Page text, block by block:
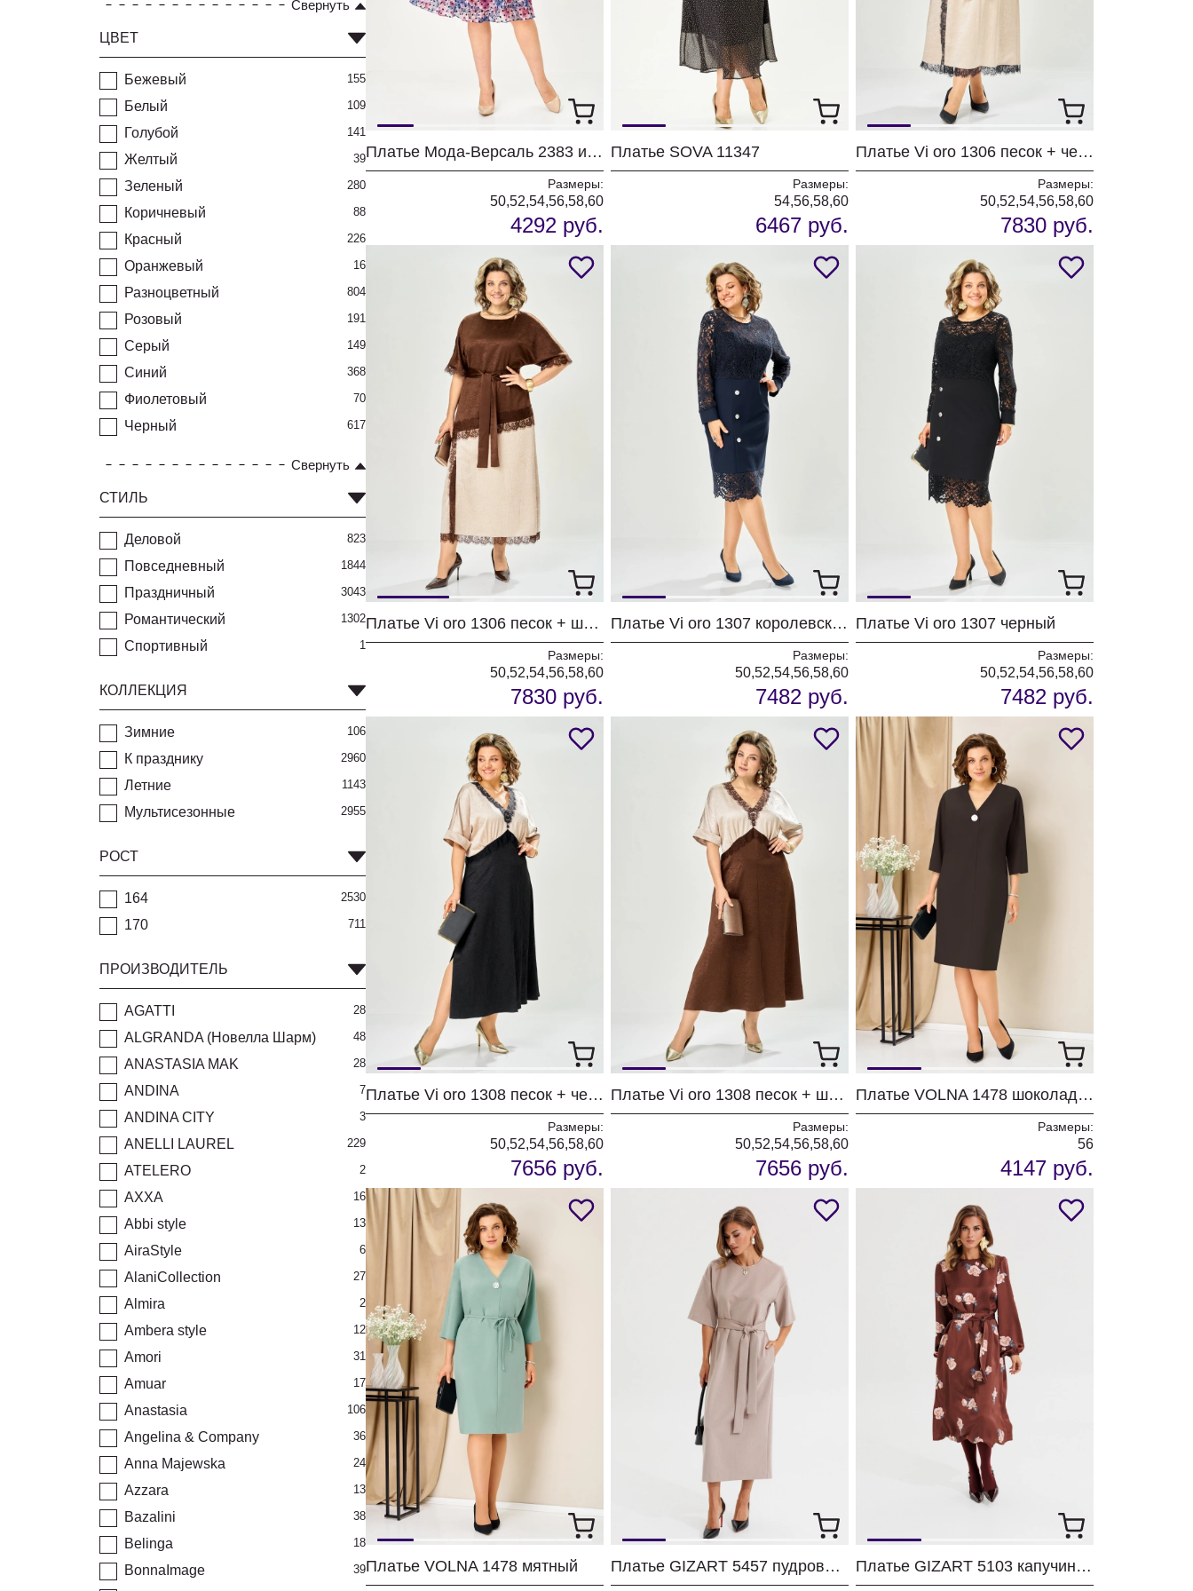
Свернуть
ЦВЕТ
Бежевый 155
Белый 109
Голубой 141
Желтый 39
Зеленый 280
Коричневый 88
Красный 226
Оранжевый 16
Разноцветный 804
Розовый 191
Серый 149
Синий 368
Фиолетовый 70
Черный 617
Свернуть
СТИЛЬ
Деловой 823
Повседневный 1844
Праздничный 3043
Романтический 1302
Спортивный 1
КОЛЛЕКЦИЯ
Зимние 106
К празднику 2960
Летние 1143
Мультисезонные 2955
РОСТ
164 2530
170 711
ПРОИЗВОДИТЕЛЬ
AGATTI 28
ALGRANDA (Новелла Шарм) 48
ANASTASIA MAK 28
ANDINA 7
ANDINA CITY 3
ANELLI LAUREL 229
ATELERO 2
AXXA 16
Abbi style 13
AiraStyle 6
AlaniCollection 27
Almira 2
Ambera style 12
Amori 31
Amuar 17
Anastasia 106
Angelina & Company 36
Anna Majewska 24
Azzara 13
Bazalini 38
Belinga 18
BonnaImage 39
Платье Мода-Версаль 2383 индиго
Размеры:
50,52,54,56,58,60
4292 руб.
Платье SOVA 11347
Размеры:
54,56,58,60
6467 руб.
Платье Vi oro 1306 песок + черный
Размеры:
50,52,54,56,58,60
7830 руб.
Платье Vi oro 1306 песок + шоколад
Размеры:
50,52,54,56,58,60
7830 руб.
Платье Vi oro 1307 королевский синий
Размеры:
50,52,54,56,58,60
7482 руб.
Платье Vi oro 1307 черный
Размеры:
50,52,54,56,58,60
7482 руб.
Платье Vi oro 1308 песок + черный
Размеры:
50,52,54,56,58,60
7656 руб.
Платье Vi oro 1308 песок + шоколад
Размеры:
50,52,54,56,58,60
7656 руб.
Платье VOLNA 1478 шоколадно-коричневый
Размеры:
56
4147 руб.
Платье VOLNA 1478 мятный Платье GIZART 5457 пудрово-серый Платье GIZART 5103 капучино + принт цветы